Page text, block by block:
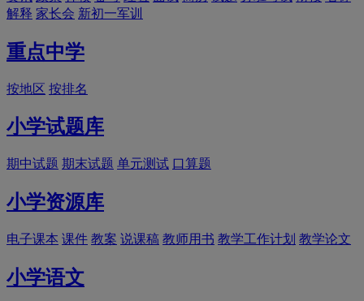
解释 家长会 新初一军训
重点中学
按地区 按排名
小学试题库
期中试题 期末试题 单元测试 口算题
小学资源库
电子课本 课件 教案 说课稿 教师用书 教学工作计划 教学论文
小学语文